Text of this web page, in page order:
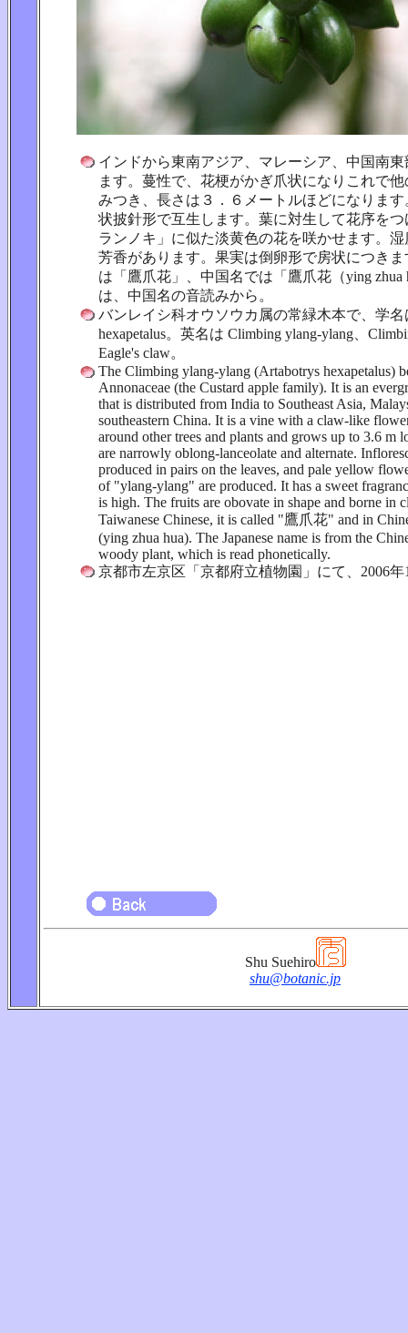
インドから東南アジア、マレーシア、中国南
ます。蔓性で、花梗がかぎ爪状になりこれで
みつき、長さは３．６メートルほどになりま
状披針形で互生します。葉に対生して花序を
ランノキ」に似た淡黄色の花を咲かせます。
芳香があります。果実は倒卵形で房状につき
は「鷹爪花」、中国名では「鷹爪花（ying zhua
は、中国名の音読みから。
バンレイシ科オウソウカ属の常緑木本で、学名
hexapetalus。英名は Climbing ylang-ylang、
Eagle's claw。
The Climbing ylang-ylang (Artabotrys hexapetalus)
Annonaceae (the Custard apple family). It is an
that is distributed from India to Southeast Asia,
southeastern China. It is a vine with a claw-like
around other trees and plants and grows up to 3.6 m
are narrowly oblong-lanceolate and alternate.
produced in pairs on the leaves, and pale yellow
of "ylang-ylang" are produced. It has a sweet
is high. The fruits are obovate in shape and borne in
Taiwanese Chinese, it is called "鷹爪花" and in
(ying zhua hua). The Japanese name is from the
woody plant, which is read phonetically.
京都市左京区「京都府立植物園」にて、2006
Shu Suehiro
shu@botanic.jp